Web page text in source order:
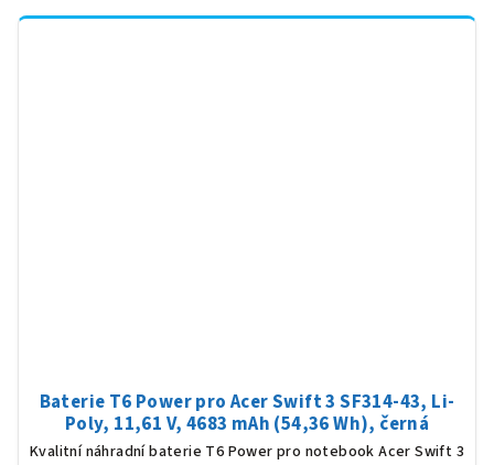
Baterie T6 Power pro Acer Swift 3 SF314-43, Li-
Poly, 11,61 V, 4683 mAh (54,36 Wh), černá
Kvalitní náhradní baterie T6 Power pro notebook Acer Swift 3